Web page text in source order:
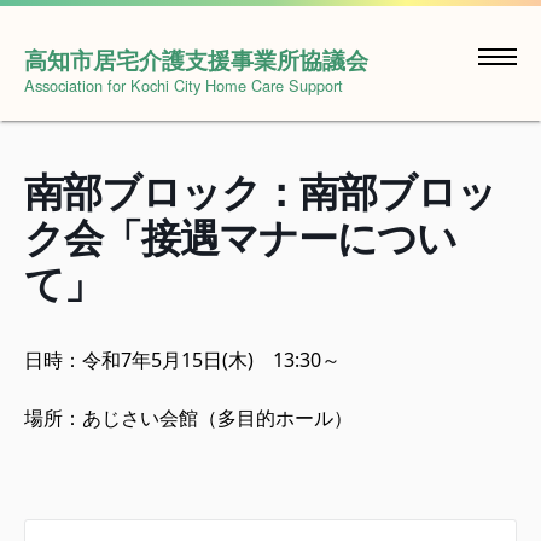
Skip
content
高知市居宅介護支援事業所協議会
Association for Kochi City Home Care Support
南部ブロック：南部ブロッ
ク会「接遇マナーについ
て」
日時：令和7年5月15日(木) 13:30～
場所：あじさい会館（多目的ホール）